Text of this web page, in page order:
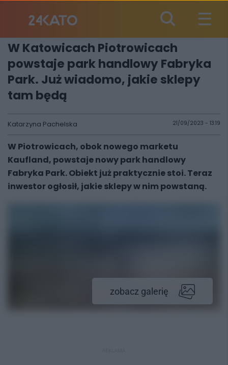
W Katowicach Piotrowicach
powstaje park handlowy Fabryka
Park. Już wiadomo, jakie sklepy
tam będą
Katarzyna Pachelska 21/09/2023 - 13:19
W Piotrowicach, obok nowego marketu
Kaufland, powstaje nowy park handlowy
Fabryka Park. Obiekt już praktycznie stoi. Teraz
inwestor ogłosił, jakie sklepy w nim powstaną.
zobacz galerię